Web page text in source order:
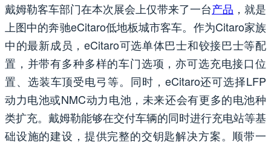
戴姆勒客车部门在本次展会上仅带来了一台产品 ，就是
上图中的奔驰eCitaro低地板城市客车。作为Citaro家族
中的最新成员，eCitaro可选单体巴士和铰接巴士等配
置，并带有多种多样的车门选项，亦可选充电接口位
置、选装车顶受电弓等。同时，eCitaro还可选择LFP
动力电池或NMC动力电池，未来还会有更多的电池种
类扩充。戴姆勒能够在交付车辆的同时进行充电站等基
础设施的建设，提供完整的交钥匙解决方案。顺带一